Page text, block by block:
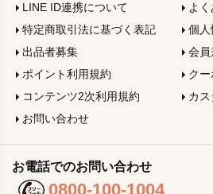
LINE ID連携について
よく
特定商取引法に基づく表記
個人
出品者募集
会員
ポイント利用規約
ク
コンテンツ2次利用規約
カ
お問い合わせ
お電話でのお問い合わせ
0800-100-1004